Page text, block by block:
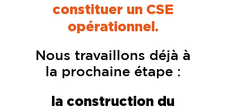
constituer un CSE
opérationnel.
Nous travaillons déjà à
la prochaine étape :
la construction du